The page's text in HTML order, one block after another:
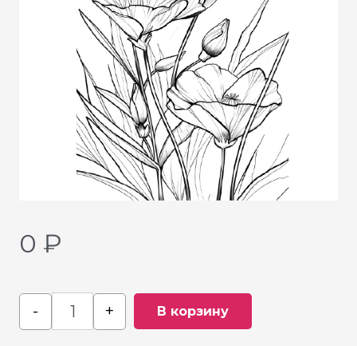
0 ₽
Quantity
- + В корзину